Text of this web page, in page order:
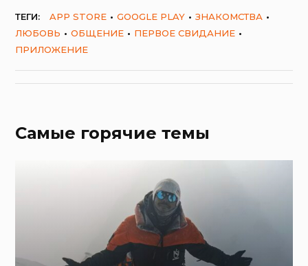
ТЕГИ:
APP STORE GOOGLE PLAY
ЗНАКОМСТВА
ЛЮБОВЬ
ОБЩЕНИЕ
ПЕРВОЕ СВИДАНИЕ
ПРИЛОЖЕНИЕ
Самые горячие темы